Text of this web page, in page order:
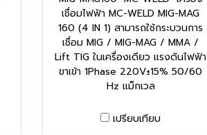
เชื่อมไฟฟ้า MC-WELD MIG-MAG
160 (4 IN 1) สามารถใช้กระบวนการ
เชื่อม MIG / MIG-MAG / MMA /
Lift TIG ในเครื่องเดียว แรงดันไฟฟ้า
ขาเข้า 1Phase 220V±15% 50/60
Hz แม็กเวล
เปรียบเทียบ